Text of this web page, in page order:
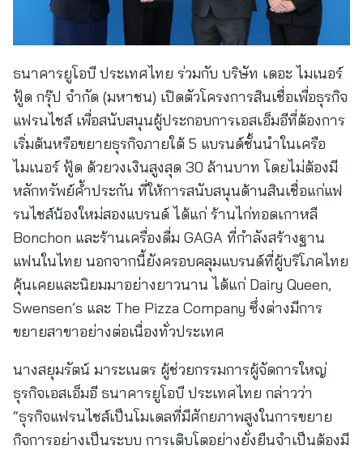
ธนาคารยูโอบี ประเทศไทย ร่วมกับ บริษัท เดอะ ไมเนอร์
ฟู้ด กรุ๊ป จำกัด (มหาชน) เปิดตัวโครงการสินเชื่อเพื่อธุรกิจ
แฟรนไชส์ เพื่อสนับสนุนผู้ประกอบการเอสเอ็มอีที่ต้องการ
เริ่มต้นหรือขยายธุรกิจภายใต้ 5 แบรนด์ชั้นนำในเครือ
ไมเนอร์ ฟู้ด ด้วยวงเงินสูงสุด 30 ล้านบาท โดยไม่ต้องมี
หลักทรัพย์ค้ำประกัน ที่ให้การสนับสนุนด้านสินเชื่อแก่แฟ
รนไชส์น้องใหม่สองแบรนด์ ได้แก่ ร้านไก่ทอดเกาหลี
Bonchon และร้านเครื่องดื่ม GAGA ที่กำลังสร้างฐาน
แฟนในไทย นอกจากนี้ยังครอบคลุมแบรนด์ที่ผู้บริโภคไทย
คุ้นเคยและนิยมมาอย่างยาวนาน ได้แก่ Dairy Queen,
Swensen’s และ The Pizza Company ซึ่งต่างมีการ
ขยายสาขาอย่างต่อเนื่องทั่วประเทศ
นางสยุมรัตน์ มาระเนตร ผู้ช่วยกรรมการผู้จัดการใหญ่
ธุรกิจเอสเอ็มอี ธนาคารยูโอบี ประเทศไทย กล่าวว่า
“ธุรกิจแฟรนไชส์เป็นโมเดลที่มีศักยภาพสูงในการขยาย
กิจการอย่างเป็นระบบ การเติบโตอย่างยั่งยืนจำเป็นต้องมี